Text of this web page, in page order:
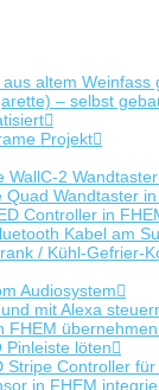
altem Weinfass
– selbst
Projekt
WallC-2
Quad Wandtaster
Controller in
Kabel am
/ Kühl-Gefrier-
Audiosystem
mit Alexa
FHEM übernehmen
Pinleiste löten
Stripe Controller für
in FHEM